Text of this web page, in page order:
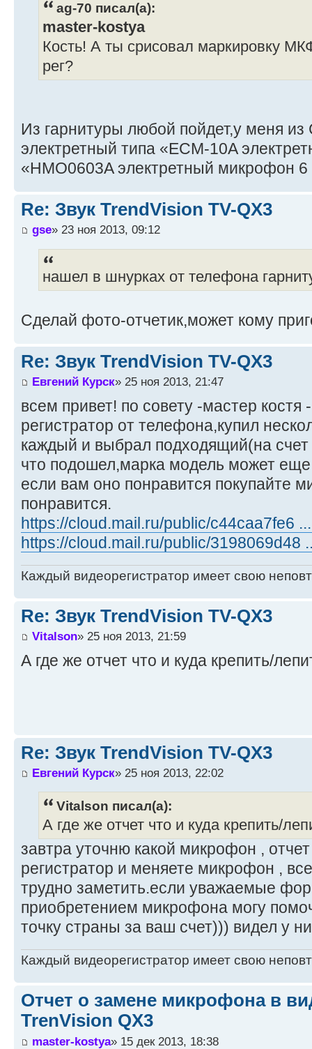
ag-70 писал(а):
master-kostya
Кость! А ты срисовал маркировку
рег?
Из гарнитуры любой пойдет,у меня
электретный типа «ECM-10A
«HMO0603A электретный микрофон
Re: Звук TrendVision TV-QX3
gse» 23 ноя 2013, 09:12
нашел в шнурках от телефона
Сделай фото-отчетик,может кому
Re: Звук TrendVision TV-QX3
Евгений Курск» 25 ноя 2013, 21:47
всем привет! по совету -мастер
регистратор от телефона,купил
каждый и выбрал подходящий(на счет
что подошел,марка модель может
если вам оно понравится покупайте
понравится.
https://cloud.mail.ru/public/c44caa7fe6
https://cloud.mail.ru/public/3198069d48
Каждый видеорегистратор имеет свою
Re: Звук TrendVision TV-QX3
Vitalson» 25 ноя 2013, 21:59
А где же отчет что и куда крепить/
Re: Звук TrendVision TV-QX3
Евгений Курск» 25 ноя 2013, 22:02
Vitalson писал(а):
А где же отчет что и куда крепить/
завтра уточню какой микрофон ,
регистратор и меняете микрофон ,
трудно заметить.если уважаемые
приобретением микрофона могу
точку страны за ваш счет))) видел у
Каждый видеорегистратор имеет свою
Отчет о замене микрофона в
TrenVision QX3
master-kostya» 15 дек 2013, 18:38